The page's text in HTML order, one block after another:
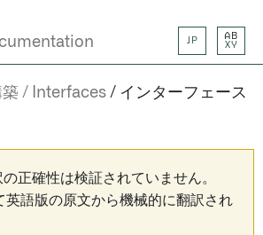
JP
AB
XY
Interfaces
インターフェース
正確性は検証されていません。
英語版の原文から機械的に翻訳され